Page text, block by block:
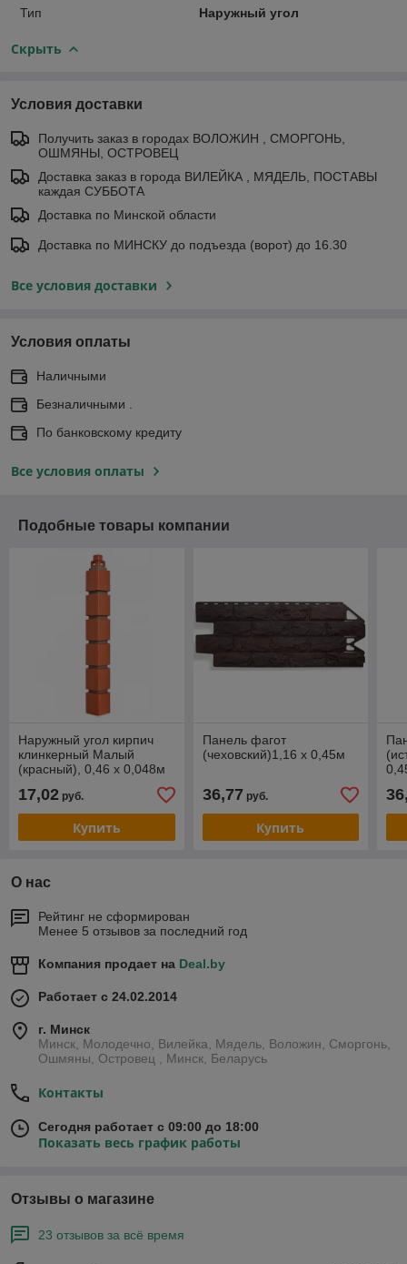
Тип
Наружный угол
Скрыть
Условия доставки
Получить заказ в городах ВОЛОЖИН , СМОРГОНЬ,
ОШМЯНЫ, ОСТРОВЕЦ
Доставка заказ в города ВИЛЕЙКА , МЯДЕЛЬ, ПОСТАВЫ
каждая СУББОТА
Доставка по Минской области
Доставка по МИНСКУ до подъезда (ворот) до 16.30
Все условия доставки
Условия оплаты
Наличными
Безналичными .
По банковскому кредиту
Все условия оплаты
Подобные товары компании
Наружный угол кирпич
клинкерный Малый
(красный), 0,46 х 0,048м
17,02 руб.
Купить
Панель фагот
(чеховский)1,16 х 0,45м
36,77 руб.
Купить
О нас
Рейтинг не сформирован
Менее 5 отзывов за последний год
Компания продает на Deal.by
Работает с 24.02.2014
г. Минск
Минск, Молодечно, Вилейка, Мядель, Воложин, Сморгонь,
Ошмяны, Островец , Минск, Беларусь
Контакты
Сегодня работает с 09:00 до 18:00
Показать весь график работы
Отзывы о магазине
23 отзывов за всё время